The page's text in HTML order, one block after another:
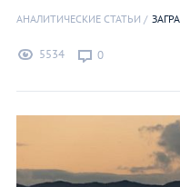
АНАЛИТИЧЕСКИЕ СТАТЬИ
5534 0